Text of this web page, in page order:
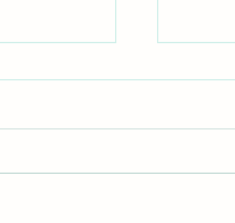
状がひど
なり
メン